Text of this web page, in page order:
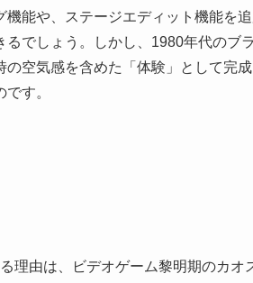
能や、ステージエディット機能を
でしょう。しかし、1980年代のブ
空気感を含めた「体験」として完
す。
理由は、ビデオゲーム黎明期のカオ